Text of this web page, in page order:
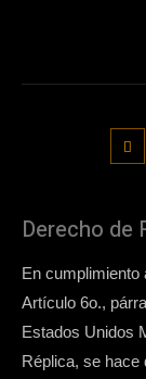
Derecho de
En cumplimiento
Artículo 6o.,
Estados Unidos
Réplica, se hace